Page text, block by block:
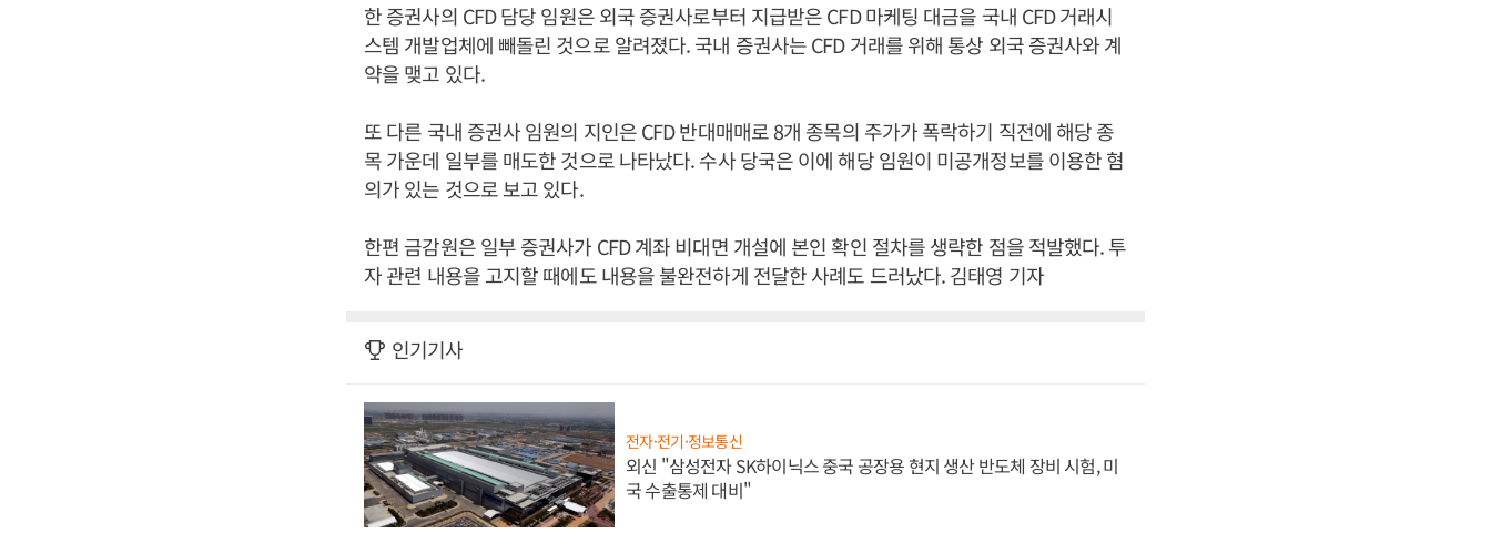
한 증권사의 CFD 담당 임원은 외국 증권사로부터 지급받은 CFD 마케팅 대금을 국내 CFD 거래시
스템 개발업체에 빼돌린 것으로 알려졌다. 국내 증권사는 CFD 거래를 위해 통상 외국 증권사와 계
약을 맺고 있다.
또 다른 국내 증권사 임원의 지인은 CFD 반대매매로 8개 종목의 주가가 폭락하기 직전에 해당 종
목 가운데 일부를 매도한 것으로 나타났다. 수사 당국은 이에 해당 임원이 미공개정보를 이용한 혐
의가 있는 것으로 보고 있다.
한편 금감원은 일부 증권사가 CFD 계좌 비대면 개설에 본인 확인 절차를 생략한 점을 적발했다. 투
자 관련 내용을 고지할 때에도 내용을 불완전하게 전달한 사례도 드러났다. 김태영 기자
인기기사
전자·전기·정보통신
외신 "삼성전자 SK하이닉스 중국 공장용 현지 생산 반도체 장비 시험, 미
국 수출통제 대비"